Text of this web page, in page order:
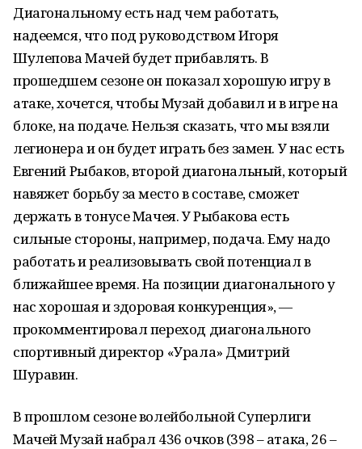
Диагональному есть над чем работать,
надеемся, что под руководством Игоря
Шулепова Мачей будет прибавлять. В
прошедшем сезоне он показал хорошую игру в
атаке, хочется, чтобы Музай добавил и в игре на
блоке, на подаче. Нельзя сказать, что мы взяли
легионера и он будет играть без замен. У нас есть
Евгений Рыбаков, второй диагональный, который
навяжет борьбу за место в составе, сможет
держать в тонусе Мачея. У Рыбакова есть
сильные стороны, например, подача. Ему надо
работать и реализовывать свой потенциал в
ближайшее время. На позиции диагонального у
нас хорошая и здоровая конкуренция», —
прокомментировал переход диагонального
спортивный директор «Урала» Дмитрий
Шуравин.
В прошлом сезоне волейбольной Суперлиги
Мачей Музай набрал 436 очков (398 – атака, 26 –